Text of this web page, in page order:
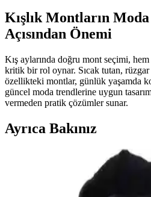
Kışlık Montların
Açısından Önemi
Kış aylarında doğru mont seçimi, hem
kritik bir rol oynar. Sıcak tutan,
özellikteki montlar, günlük yaşamda
güncel moda trendlerine uygun
vermeden pratik çözümler sunar.
Ayrıca Bakınız
Helen Goods Erkek Mont
Fonksiyonellik Bir Arada